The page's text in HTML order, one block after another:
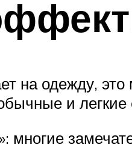
на одежду,
и легкие
многие